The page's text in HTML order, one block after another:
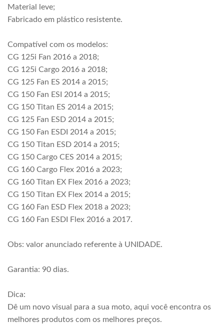
Material leve;
Fabricado em plástico resistente.
Compatível com os modelos:
CG 125i Fan 2016 a 2018;
CG 125i Cargo 2016 a 2018;
CG 125 Fan ES 2014 a 2015;
CG 150 Fan ESI 2014 a 2015;
CG 150 Titan ES 2014 a 2015;
CG 125 Fan ESD 2014 a 2015;
CG 150 Fan ESDI 2014 a 2015;
CG 150 Titan ESD 2014 a 2015;
CG 150 Cargo CES 2014 a 2015;
CG 160 Cargo Flex 2016 a 2023;
CG 160 Titan EX Flex 2016 a 2023;
CG 150 Titan EX Flex 2014 a 2015;
CG 160 Fan ESD Flex 2018 a 2023;
CG 160 Fan ESDI Flex 2016 a 2017.
Obs: valor anunciado referente à UNIDADE.
Garantia: 90 dias.
Dica:
Dê um novo visual para a sua moto, aqui você encontra os
melhores produtos com os melhores preços.